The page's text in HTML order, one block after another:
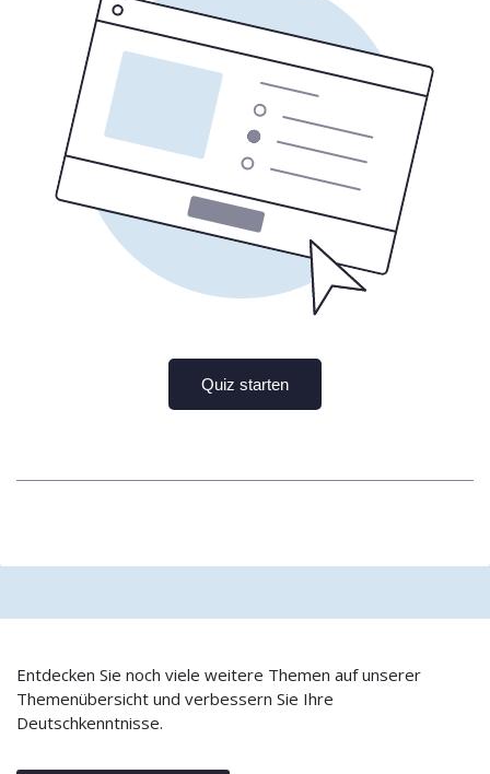
Entdecken Sie noch viele weitere Themen auf unserer
Themenübersicht und verbessern Sie Ihre
Deutschkenntnisse.